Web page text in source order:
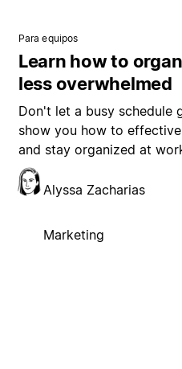
Para equipos
Learn how to
less overwhelmed
Don't let a busy schedule
show you how to
and stay organized at
Alyssa Zacharias
Marketing